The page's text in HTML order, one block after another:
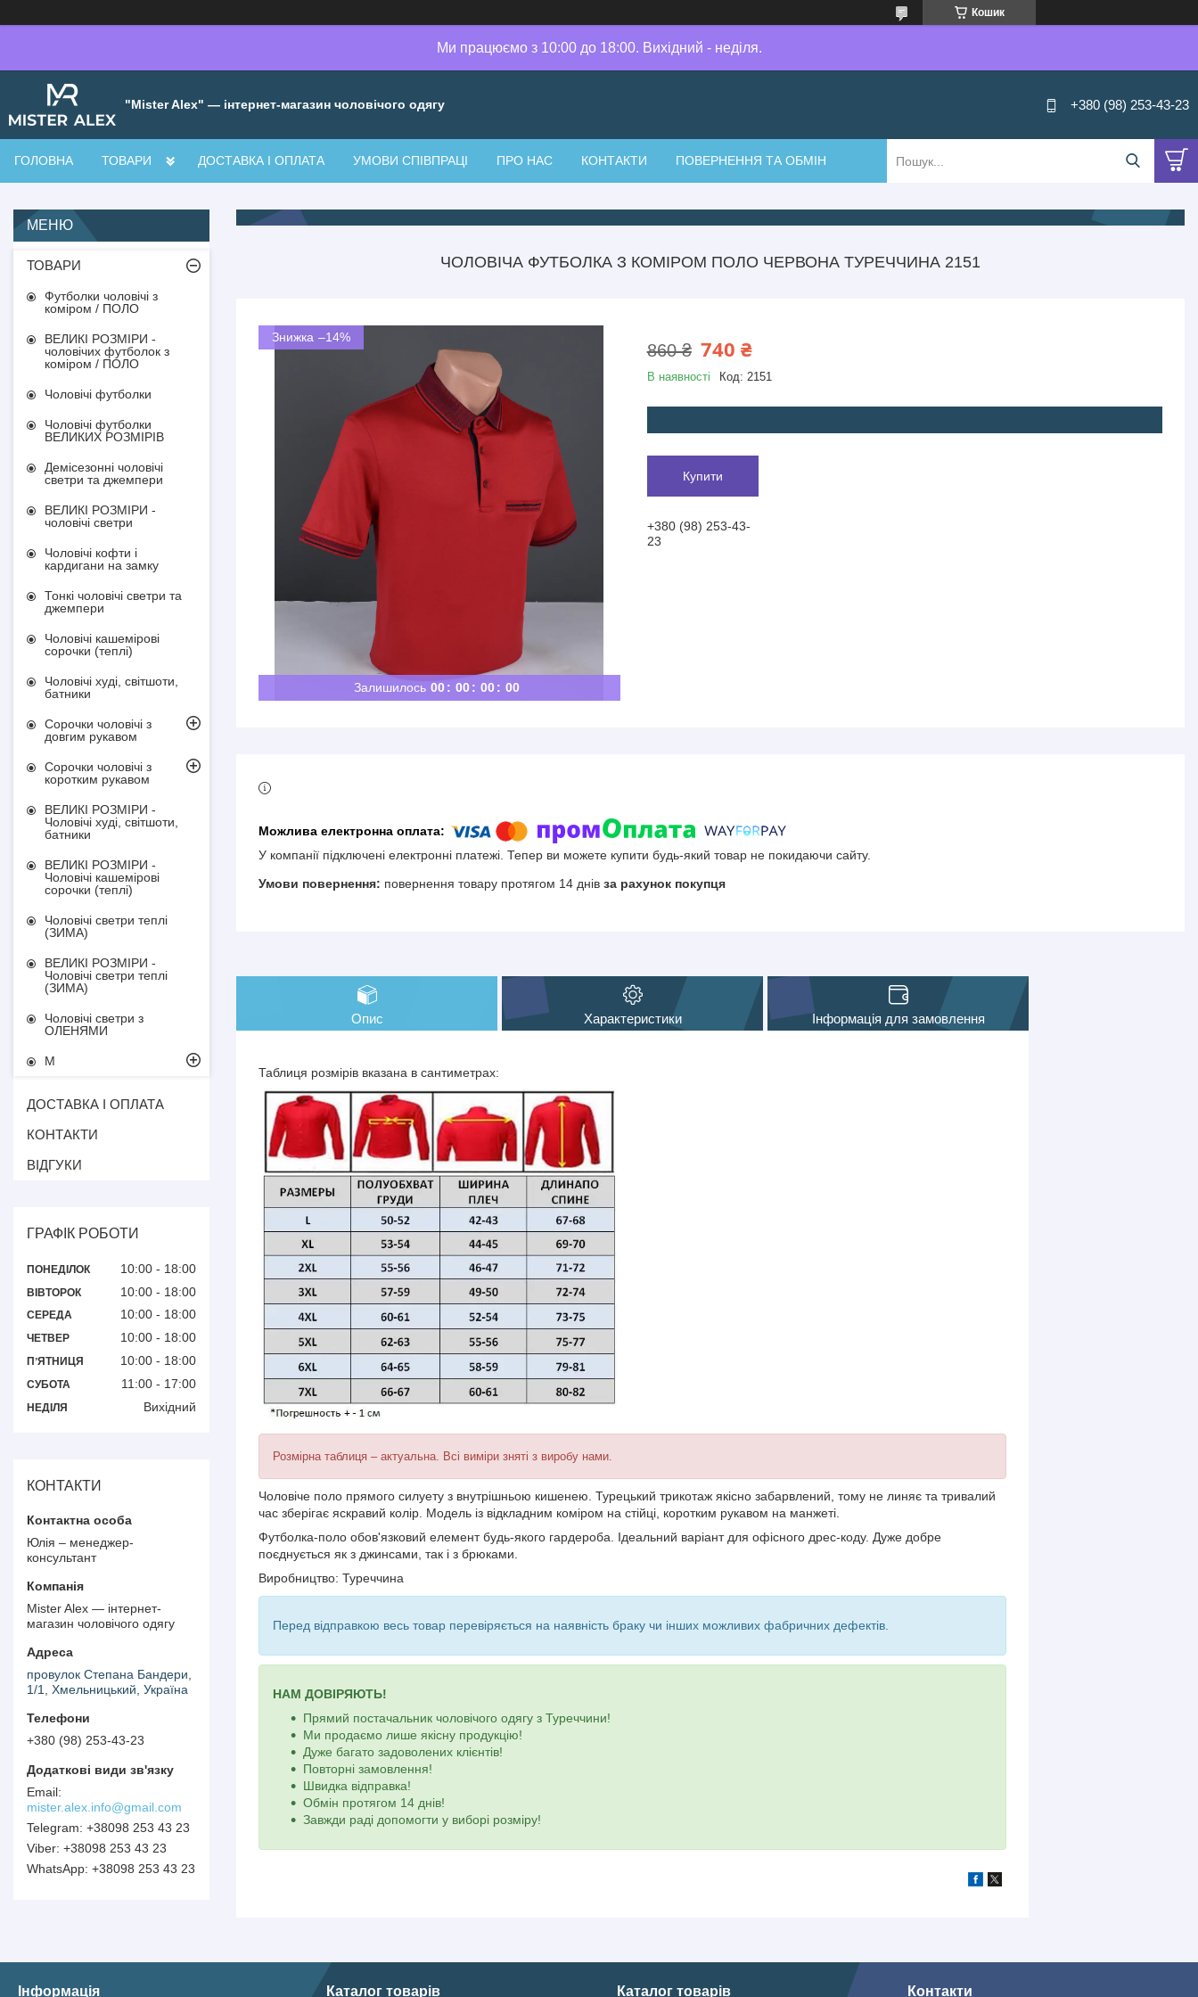
Кошик
Ми працюємо з 10:00 до 18:00. Вихідний - неділя.
"Mister Alex" — інтернет-магазин чоловічого одягу +380 (98) 253-43-23
ГОЛОВНА ТОВАРИ ДОСТАВКА І ОПЛАТА УМОВИ СПІВПРАЦІ ПРО НАС КОНТАКТИ ПОВЕРНЕННЯ ТА ОБМІН
ЧОЛОВІЧА ФУТБОЛКА З КОМІРОМ ПОЛО ЧЕРВОНА ТУРЕЧЧИНА 2151
Залишилось 00 00 00 00
–14%
860 ₴ 740 ₴
В наявності Код: 2151
Купити
+380 (98) 253-43-
23
У компанії підключені електронні платежі. Тепер ви можете купити будь-який товар не покидаючи сайту.
повернення товару протягом 14 днів за рахунок покупця
Опис Характеристики Інформація для замовлення
Таблиця розмірів вказана в сантиметрах:
Розмірна таблиця – актуальна. Всі виміри зняті з виробу нами.
Чоловіче поло прямого силуету з внутрішньою кишенею. Турецький трикотаж якісно забарвлений, тому не линяє та тривалий
час зберігає яскравий колір. Модель із відкладним коміром на стійці, коротким рукавом на манжеті.
Футболка-поло обов'язковий елемент будь-якого гардероба. Ідеальний варіант для офісного дрес-коду. Дуже добре
поєднується як з джинсами, так і з брюками.
Виробництво: Туреччина
Перед відправкою весь товар перевіряється на наявність браку чи інших можливих фабричних дефектів.
НАМ ДОВІРЯЮТЬ!
Прямий постачальник чоловічого одягу з Туреччини!
Ми продаємо лише якісну продукцію!
Дуже багато задоволених клієнтів!
Повторні замовлення!
Швидка відправка!
Обмін протягом 14 днів!
Завжди раді допомогти у виборі розміру!
ТОВАРИ
Футболки чоловічі з
коміром / ПОЛО
ВЕЛИКІ РОЗМІРИ -
чоловічих футболок з
коміром / ПОЛО
Чоловічі футболки
Чоловічі футболки
ВЕЛИКИХ РОЗМІРІВ
Демісезонні чоловічі
светри та джемпери
ВЕЛИКІ РОЗМІРИ -
чоловічі светри
Чоловічі кофти і
кардигани на замку
Тонкі чоловічі светри та
джемпери
Чоловічі кашемірові
сорочки (теплі)
Чоловічі худі, світшоти,
батники
Сорочки чоловічі з
довгим рукавом
Сорочки чоловічі з
коротким рукавом
ВЕЛИКІ РОЗМІРИ -
Чоловічі худі, світшоти,
батники
ВЕЛИКІ РОЗМІРИ -
Чоловічі кашемірові
сорочки (теплі)
Чоловічі светри теплі
(ЗИМА)
ВЕЛИКІ РОЗМІРИ -
Чоловічі светри теплі
(ЗИМА)
Чоловічі светри з
ОЛЕНЯМИ
М
ДОСТАВКА І ОПЛАТА
КОНТАКТИ
ВІДГУКИ
ГРАФІК РОБОТИ
ПОНЕДІЛОК 10:00 18:00
ВІВТОРОК 10:00 18:00
СЕРЕДА 10:00 18:00
ЧЕТВЕР 10:00 18:00
ПʼЯТНИЦЯ 10:00 18:00
СУБОТА 11:00 17:00
НЕДІЛЯ Вихідний
КОНТАКТИ
Юлія – менеджер-
консультант
Mister Alex — інтернет-
магазин чоловічого одягу
провулок Степана Бандери,
1/1, Хмельницький, Україна
+380 (98) 253-43-23
mister.alex.info@gmail.com
+38098 253 43 23
+38098 253 43 23
+38098 253 43 23
Інформація Каталог товарів Каталог товарів Контакти